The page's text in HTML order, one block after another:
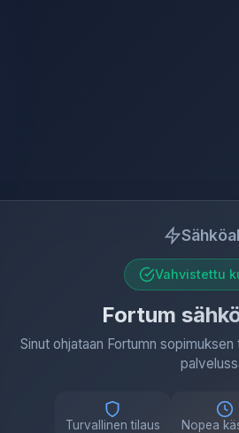
Vahvistettu
Fortum
Sinut ohjataan Fortumn
Turvallinen tilaus Nopea